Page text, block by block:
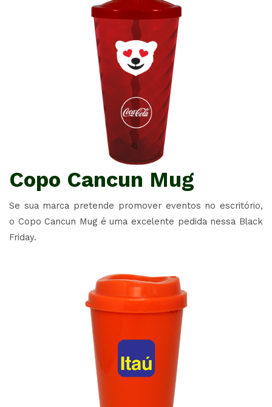
Copo Cancun Mug
Se sua marca pretende promover eventos no escritório,
o Copo Cancun Mug é uma excelente pedida nessa Black
Friday.